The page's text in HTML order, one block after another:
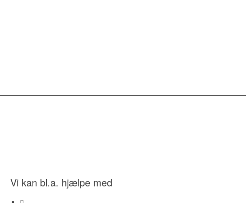
Vi kan bl.a. hjælpe med